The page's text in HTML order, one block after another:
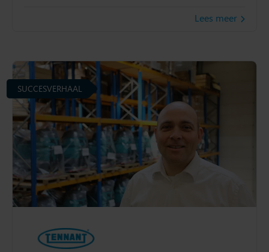
Lees meer
SUCCESVERHAAL